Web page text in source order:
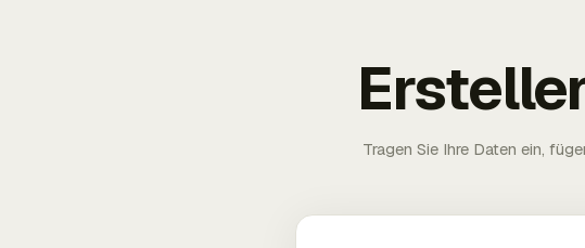
Tragen Sie Ihre Daten ein,